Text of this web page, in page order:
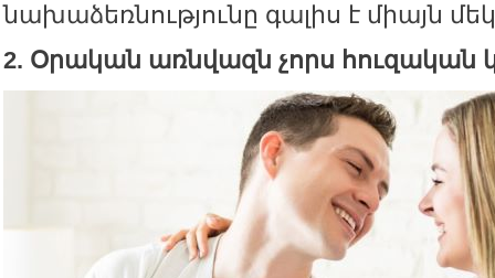
նախաձեռնությունը գալիս է միայն
2. Օրական առնվազն չորս հուզական